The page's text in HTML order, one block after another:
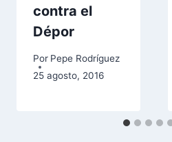
contra el
Dépor
Por Pepe Rodríguez
25 agosto, 2016